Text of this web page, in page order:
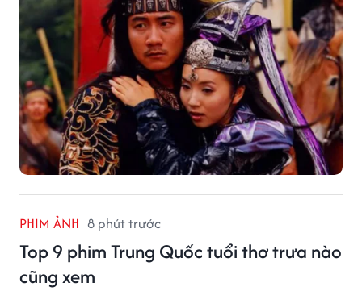
PHIM ẢNH 8 phút trước
Top 9 phim Trung Quốc tuổi thơ trưa nào
cũng xem